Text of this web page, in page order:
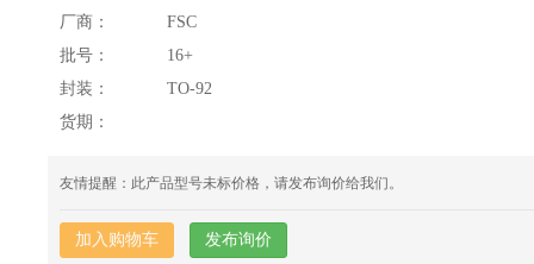
厂商：
FSC
批号：
16+
封装：
TO-92
货期：
友情提醒：此产品型号未标价格，请发布询价给我们。
加入购物车 发布询价